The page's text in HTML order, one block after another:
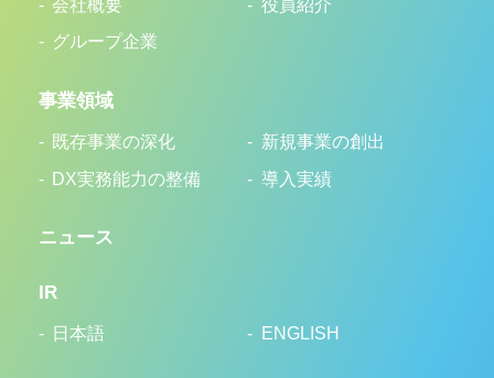
会社概要
役員紹介
グループ企業
事業領域
既存事業の深化
新規事業の創出
DX実務能力の整備
導入実績
ニュース
IR
日本語 ENGLISH